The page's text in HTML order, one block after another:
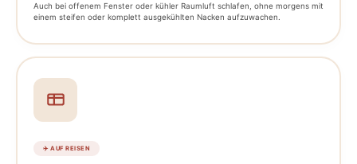
Auch bei offenem Fenster oder kühler Raumluft schlafen, ohne morgens mit
einem steifen oder komplett ausgekühlten Nacken aufzuwachen.
✈️ AUF REISEN